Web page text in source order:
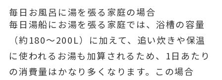
毎日お風呂に湯を張る家庭の場合
毎日湯船にお湯を張る家庭では、浴槽の容量
（約180〜200L）に加えて、追い炊きや保温
に使われるお湯も加算されるため、1日あたり
の消費量はかなり多くなります。この場合